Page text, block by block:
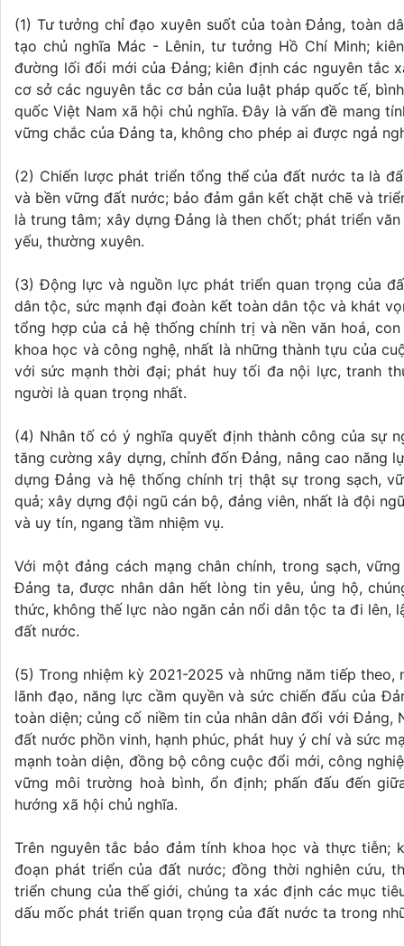
(1) Tư tưởng chỉ đạo xuyên suốt của toàn Đảng, toàn
tạo chủ nghĩa Mác - Lênin, tư tưởng Hồ Chí Minh;
đường lối đổi mới của Đảng; kiên định các nguyên tắc
cơ sở các nguyên tắc cơ bản của luật pháp quốc tế,
quốc Việt Nam xã hội chủ nghĩa. Đây là vấn đề mang
vững chắc của Đảng ta, không cho phép ai được ngả
(2) Chiến lược phát triển tổng thể của đất nước ta là
và bền vững đất nước; bảo đảm gắn kết chặt chẽ và
là trung tâm; xây dựng Đảng là then chốt; phát triển
yếu, thường xuyên.
(3) Động lực và nguồn lực phát triển quan trọng của
dân tộc, sức mạnh đại đoàn kết toàn dân tộc và khát
tổng hợp của cả hệ thống chính trị và nền văn hoá,
khoa học và công nghệ, nhất là những thành tựu của
với sức mạnh thời đại; phát huy tối đa nội lực, tranh
người là quan trọng nhất.
(4) Nhân tố có ý nghĩa quyết định thành công của sự
tăng cường xây dựng, chỉnh đốn Đảng, nâng cao năng
dựng Đảng và hệ thống chính trị thật sự trong sạch,
quả; xây dựng đội ngũ cán bộ, đảng viên, nhất là đội
và uy tín, ngang tầm nhiệm vụ.
Với một đảng cách mạng chân chính, trong sạch,
Đảng ta, được nhân dân hết lòng tin yêu, ủng hộ,
thức, không thế lực nào ngăn cản nổi dân tộc ta đi lên,
đất nước.
(5) Trong nhiệm kỳ 2021-2025 và những năm tiếp
lãnh đạo, năng lực cầm quyền và sức chiến đấu của
toàn diện; củng cố niềm tin của nhân dân đối với
đất nước phồn vinh, hạnh phúc, phát huy ý chí và sức
mạnh toàn diện, đồng bộ công cuộc đổi mới, công
vững môi trường hoà bình, ổn định; phấn đấu đến
hướng xã hội chủ nghĩa.
Trên nguyên tắc bảo đảm tính khoa học và thực
đoạn phát triển của đất nước; đồng thời nghiên cứu,
triển chung của thế giới, chúng ta xác định các mục
dấu mốc phát triển quan trọng của đất nước ta trong